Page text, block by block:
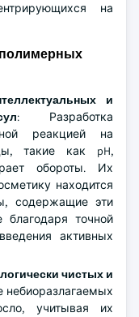
на
и
: Разработка
реакцией на
такие как pH,
обороты. Их
находится
содержащие эти
благодаря точной
активных
чистых и
небиоразлагаемых
учитывая их